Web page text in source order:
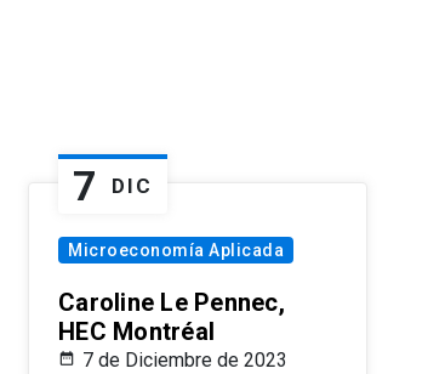
7 DIC
Microeconomía Aplicada
Caroline Le Pennec,
HEC Montréal
7 de Diciembre de 2023